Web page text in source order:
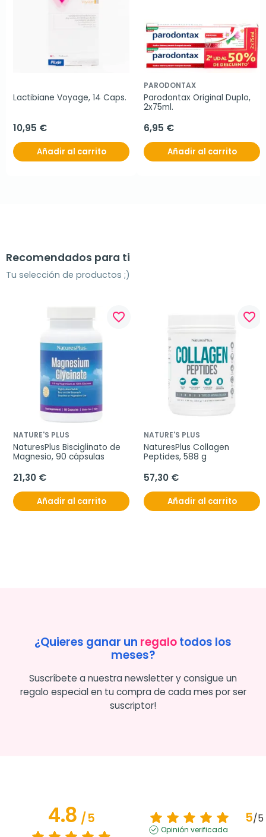
Lactibiane Voyage, 14 Caps.
10,95 €
Añadir al carrito
PARODONTAX
Parodontax Original Duplo,
2x75ml.
6,95 €
Añadir al carrito
Recomendados para ti
Tu selección de productos ;)
favorite_border
NATURE'S PLUS
NaturesPlus Bisciglinato de
Magnesio, 90 cápsulas
21,30 €
Añadir al carrito
favorite_border
NATURE'S PLUS
NaturesPlus Collagen
Peptides, 588 g
57,30 €
Añadir al carrito
¿Quieres ganar un regalotodos los
meses?
Suscríbete a nuestra newsletter y consigue un
regalo especial en tu compra de cada mes por ser
suscriptor!
4.8/5 5/5
Opinión verificada